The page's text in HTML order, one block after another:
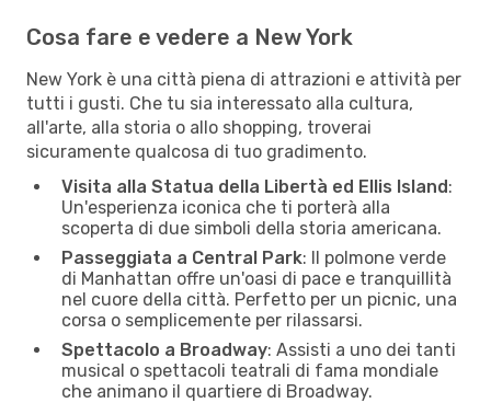
Cosa fare e vedere a New York
New York è una città piena di attrazioni e attività per
tutti i gusti. Che tu sia interessato alla cultura,
all'arte, alla storia o allo shopping, troverai
sicuramente qualcosa di tuo gradimento.
Visita alla Statua della Libertà ed Ellis Island:
Un'esperienza iconica che ti porterà alla
scoperta di due simboli della storia americana.
Passeggiata a Central Park: Il polmone verde
di Manhattan offre un'oasi di pace e tranquillità
nel cuore della città. Perfetto per un picnic, una
corsa o semplicemente per rilassarsi.
Spettacolo a Broadway: Assisti a uno dei tanti
musical o spettacoli teatrali di fama mondiale
che animano il quartiere di Broadway.